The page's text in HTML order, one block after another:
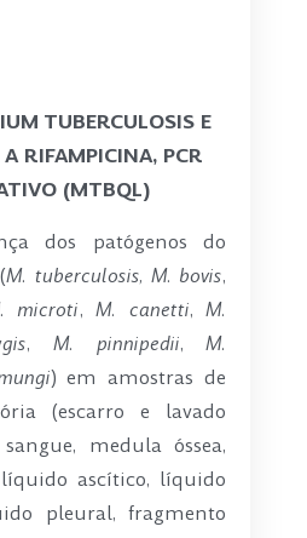
TUBERCULOSIS E
A RIFAMPICINA, PCR
(MTBQL)
dos patógenos do
M. tuberculosis, M. bovis,
microti,M. canetti,M.
, M. pinnipedii,M.
) em amostras de
(escarro e lavado
medula óssea,
líquido ascítico, líquido
pleural, fragmento